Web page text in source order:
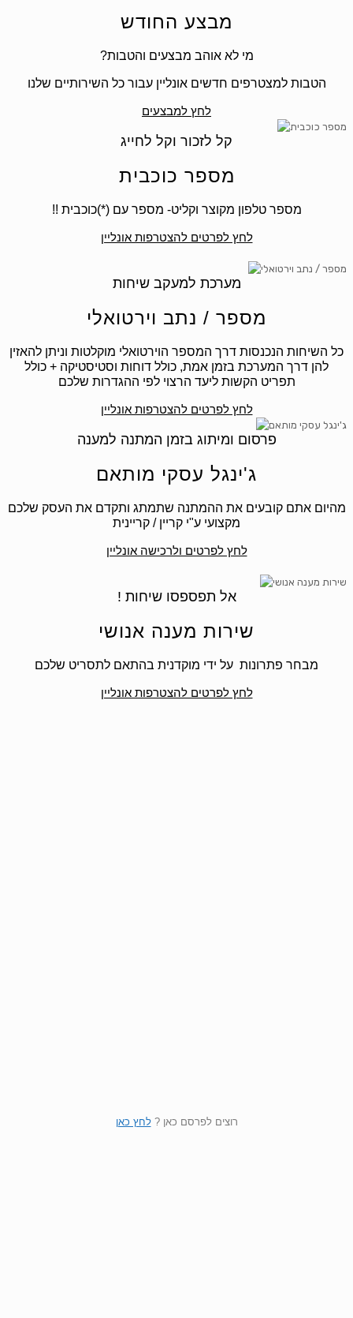
מבצע החודש
?מי לא אוהב מבצעים והטבות
הטבות למצטרפים חדשים אונליין עבור כל השירותיים שלנו
לחץ למבצעים
קל לזכור וקל לחייג
מספר כוכבית
מספר טלפון מקוצר וקליט- מספר עם (*)כוכבית !!
לחץ לפרטים להצטרפות אונליין
מערכת למעקב שיחות
מספר / נתב וירטואלי
כל השיחות הנכנסות דרך המספר הוירטואלי מוקלטות וניתן להאזין
להן דרך המערכת בזמן אמת, כולל דוחות וסטיסטיקה + כולל
תפריט הקשות ליעד הרצוי לפי ההגדרות שלכם
לחץ לפרטים להצטרפות אונליין
פרסום ומיתוג בזמן המתנה למענה
ג'ינגל עסקי מותאם
מהיום אתם קובעים את ההמתנה שתמתג ותקדם את העסק שלכם
מקצועי ע"י קריין / קריינית
לחץ לפרטים ולרכישה אונליין
! אל תפספסו שיחות
שירות מענה אנושי
מבחר פתרונות על ידי מוקדנית בהתאם לתסריט שלכם
לחץ לפרטים להצטרפות אונליין
רוצים לפרסם כאן ?לחץ כאן